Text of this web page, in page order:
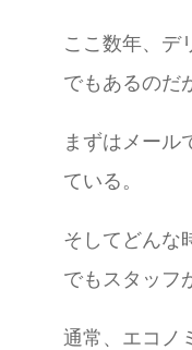
ここ数年、デ
でもあるのだ
まずはメール
ている。
そしてどんな
でもスタッフ
通常、エコノ